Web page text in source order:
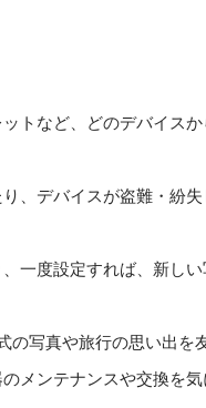
トなど、どのデバイス
、デバイスが盗難・紛
一度設定すれば、新し
写真や旅行の思い出を
メンテナンスや交換を気